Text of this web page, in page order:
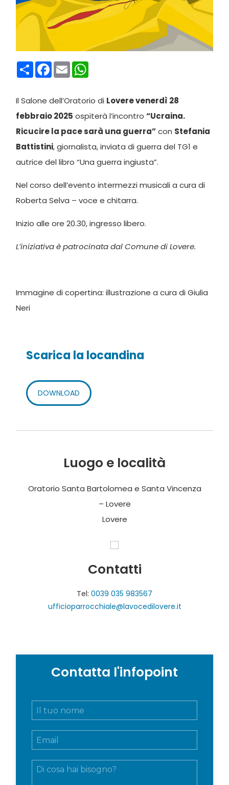
CondividiFacebook
Email
Il Salone dell’Oratorio di Lovere venerdì 28
febbraio 2025 ospiterà l’incontro“Ucraina.
Ricucire la pace sarà una guerra”con Stefania
Battistini, giornalista, inviata di guerra del TG1 e
autrice del libro “Una guerra ingiusta”.
Nel corso dell’evento intermezzi musicali a cura di
Roberta Selva – voce e chitarra.
Inizio alle ore 20.30, ingresso libero.
L’iniziativa è patrocinata dal Comune di Lovere.
Immagine di copertina: illustrazione a cura di Giulia
Neri
Scarica la locandina
DOWNLOAD
Luogo e località
Oratorio Santa Bartolomea e Santa Vincenza
– Lovere
Lovere
Contatti
Tel: 0039 035 983567
ufficioparrocchiale@lavocedilovere.it
Contatta l'infopoint
N
E
m
M